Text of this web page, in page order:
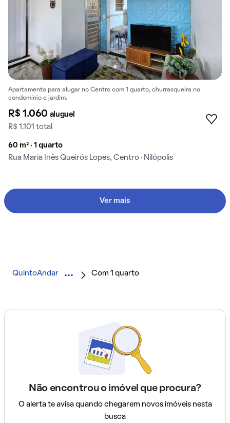
Apartamento para alugar no Centro com 1 quarto, churrasqueira no
condomínio e jardim.
R$ 1.060 aluguel
R$ 1.101 total
60 m² · 1 quarto
Rua Maria Inês Queirós Lopes, Centro · Nilópolis
Ver mais
QuintoAndar Com 1 quarto
Não encontrou o imóvel que procura?
O alerta te avisa quando chegarem novos imóveis nesta
busca